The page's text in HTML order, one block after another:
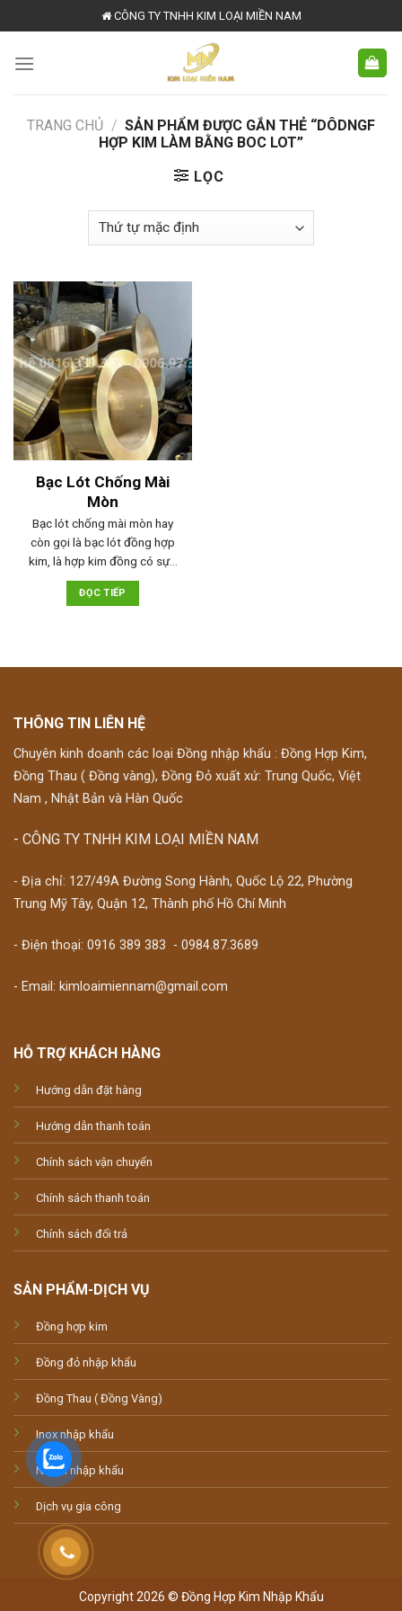
to
content
CÔNG TY TNHH KIM LOẠI MIỀN NAM
TRANG CHỦ / SẢN PHẨM ĐƯỢC GẮN THẺ “DÔDNGF
HỢP KIM LÀM BẰNG BOC LOT”
LỌC
Bạc Lót Chống Mài
Mòn
Bạc lót chống mài mòn hay
còn gọi là bạc lót đồng hợp
kim, là hợp kim đồng có sự…
ĐỌC TIẾP
THÔNG TIN LIÊN HỆ
Chuyên kinh doanh các loại Đồng nhập khẩu : Đồng Hợp Kim,
Đồng Thau ( Đồng vàng), Đồng Đỏ xuất xứ: Trung Quốc, Việt
Nam , Nhật Bản và Hàn Quốc
- CÔNG TY TNHH KIM LOẠI MIỀN NAM
- Địa chỉ: 127/49A Đường Song Hành, Quốc Lộ 22, Phường
Trung Mỹ Tây, Quận 12, Thành phố Hồ Chí Minh
- Điện thoại: 0916 389 383 - 0984.87.3689
- Email: kimloaimiennam@gmail.com
HỖ TRỢ KHÁCH HÀNG
Hướng dẫn đặt hàng
Hướng dẫn thanh toán
Chính sách vận chuyển
Chính sách thanh toán
Chính sách đổi trả
SẢN PHẨM-DỊCH VỤ
Đồng hợp kim
Đồng đỏ nhập khẩu
Đồng Thau ( Đồng Vàng)
Inox nhập khẩu
Nhôm nhập khẩu
Dịch vụ gia công
Copyright 2026 © Đồng Hợp Kim Nhập Khẩu